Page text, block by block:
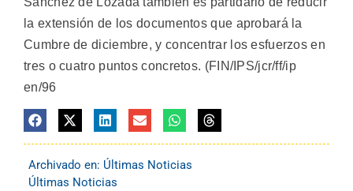
la extensión de los documentos que aprobará la
Cumbre de diciembre, y concentrar los esfuerzos en
tres o cuatro puntos concretos. (FIN/IPS/jcr/ff/ip
en/96
Archivado en: Últimas Noticias
Últimas Noticias